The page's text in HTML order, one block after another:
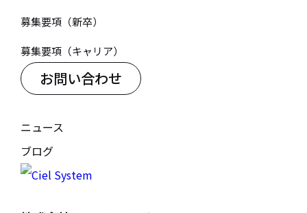
募集要項（新卒）
募集要項（キャリア）
お問い合わせ
ニュース
ブログ